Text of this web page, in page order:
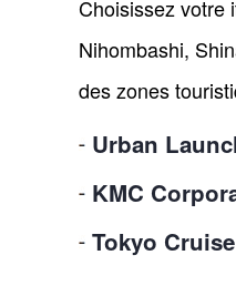
Choisissez votre
Nihombashi,
des zones
Urban
KMC
Tokyo